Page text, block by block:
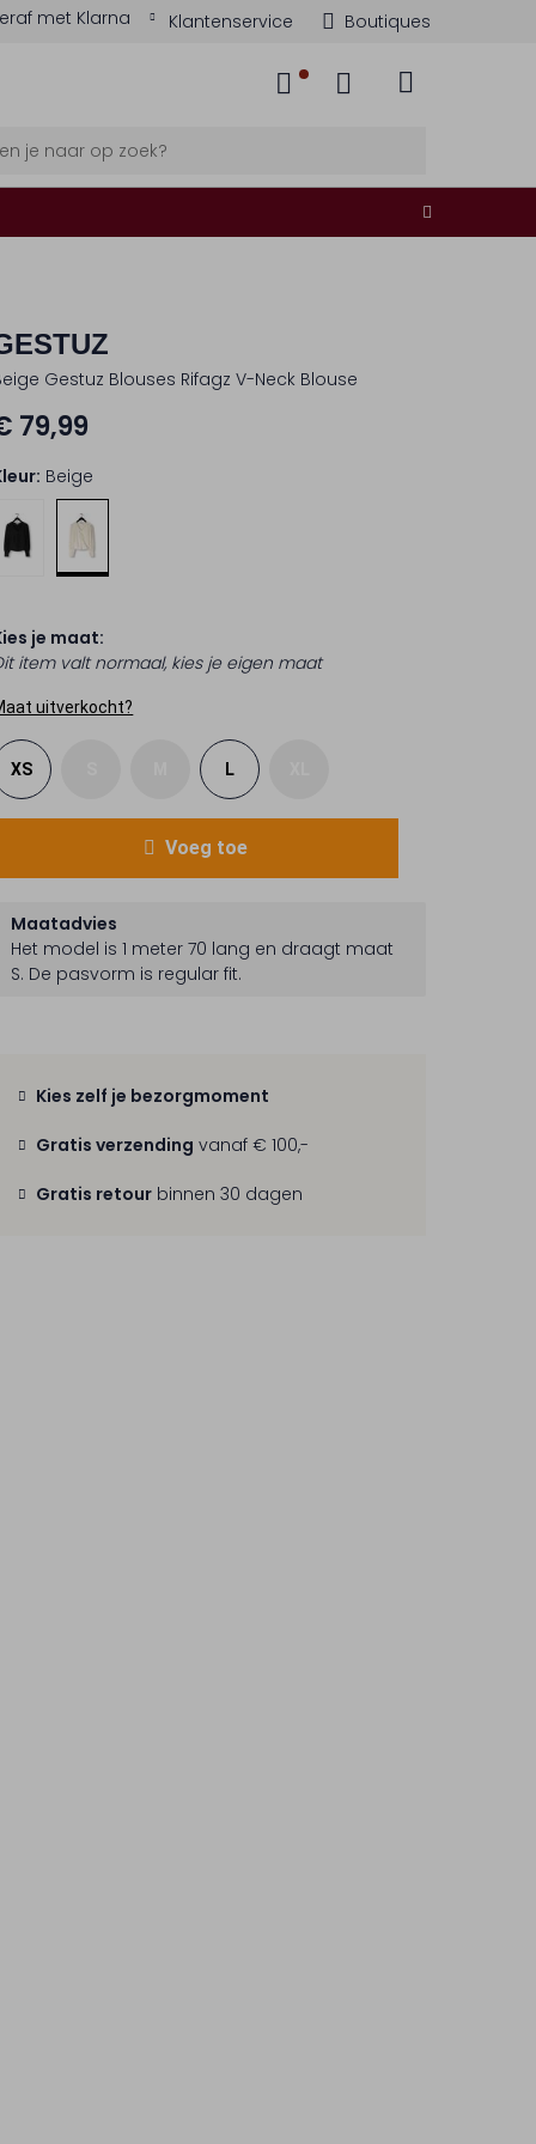
met Klarna Klantenservice Boutiques
Gestuz Blouses Rifagz V-Neck Blouse
79,99
Beige
je maat:
item valt normaal, kies je eigen maat
uitverkocht?
XS L
Voeg toe
Maatadvies
Het model is 1 meter 70 lang en draagt maat
S. De pasvorm is regular fit.
Kies zelf je bezorgmoment
Gratis verzending vanaf € 100,-
Gratis retour binnen 30 dagen